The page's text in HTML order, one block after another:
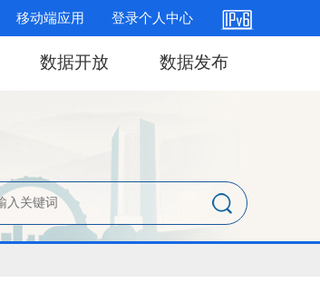
移动端应用 登录个人中心
数据开放 数据发布